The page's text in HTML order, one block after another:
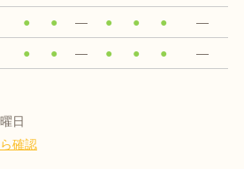
● ● ― ● ● ● ―
● ● ― ● ● ● ―
日
確認